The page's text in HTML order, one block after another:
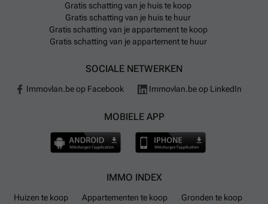
Gratis schatting van je huis te koop
Gratis schatting van je huis te huur
Gratis schatting van je appartement te koop
Gratis schatting van je appartement te huur
SOCIALE NETWERKEN
Immovlan.be op Facebook Immovlan.be op LinkedIn
MOBIELE APP
IMMO INDEX
Huizen te koop Appartementen te koop
Gronden te koop